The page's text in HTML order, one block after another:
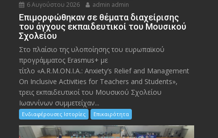
6 Αυγούστου 2026 admin admin
Eπιμορφώθηκαν σε θέματα διαχείρισης
του άγχους εκπαιδευτικοί του Μουσικού
Σχολείου
Στο πλαίσιο της υλοποίησης του ευρωπαϊκού
προγράμματος Erasmus+ με
τίτλο «A.R.M.ON.I.A.: Anxiety’s Relief and Management
On Inclusive Activities for Teachers and Students»,
τρεις εκπαιδευτικοί του Μουσικού Σχολείου
Ιωαννίνων συμμετείχαν...
Ενδιαφέρουσες Ιστορίες Επικαιρότητα